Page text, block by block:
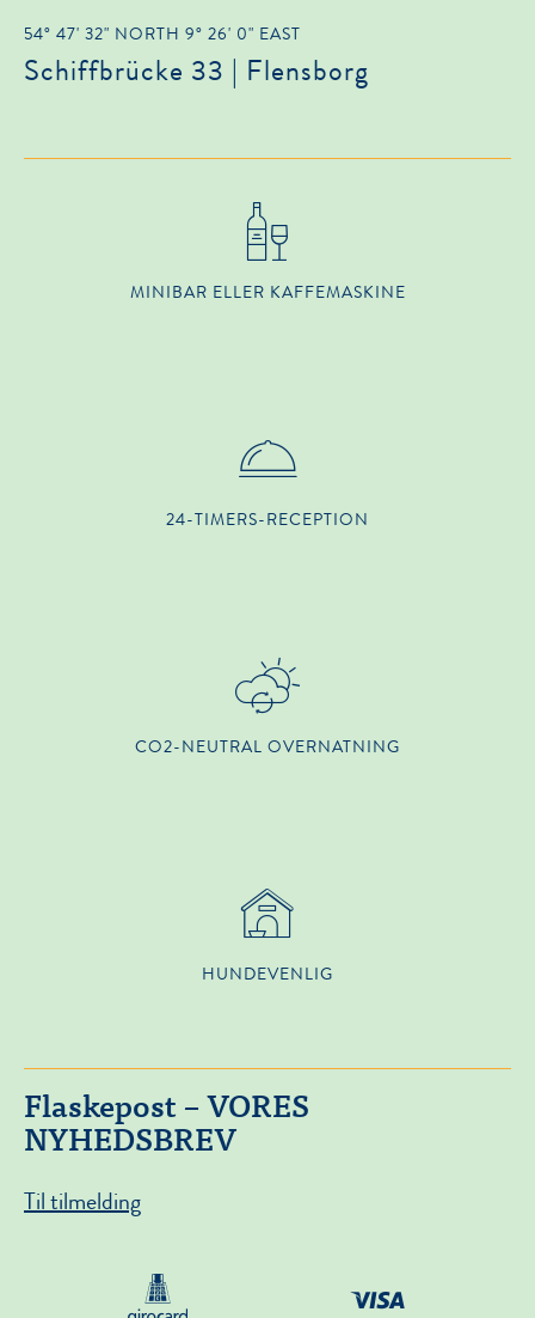
54° 47' 32" NORTH 9° 26' 0" EAST
Schiffbrücke 33 | Flensborg
MINIBAR ELLER KAFFEMASKINE
24-TIMERS-RECEPTION
CO2-NEUTRAL OVERNATNING
HUNDEVENLIG
Flaskepost – VORES
NYHEDSBREV
Til tilmelding